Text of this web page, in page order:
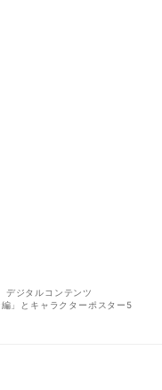
デジタルコンテンツ
」とキャラクターポスター5